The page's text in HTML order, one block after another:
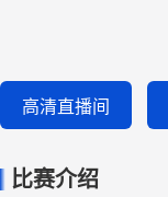
高清直播间
比赛介绍